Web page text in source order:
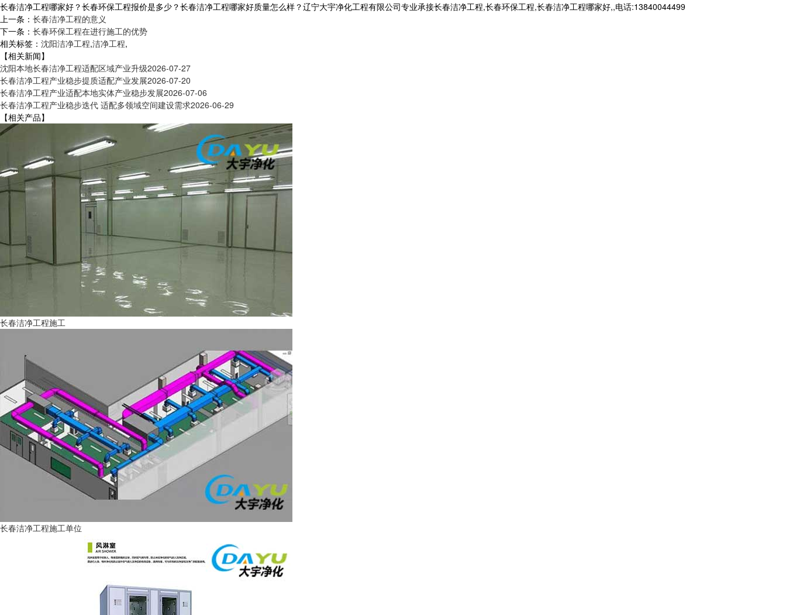
长春洁净工程哪家好？长春环保工程报价是多少？长春洁净工程哪家好质量怎么样？辽宁大宇净化工程有限公司专业承接长春洁净工程,长春环保工程,长春洁净工程哪家好,,电话:13840044499
上一条： 长春洁净工程的意义
下一条： 长春环保工程在进行施工的优势
相关标签： 沈阳洁净工程,洁净工程,
【相关新闻】
沈阳本地长春洁净工程适配区域产业升级2026-07-27
长春洁净工程产业稳步提质适配产业发展2026-07-20
长春洁净工程产业适配本地实体产业稳步发展2026-07-06
长春洁净工程产业稳步迭代 适配多领域空间建设需求2026-06-29
【相关产品】
长春洁净工程施工
长春洁净工程施工单位